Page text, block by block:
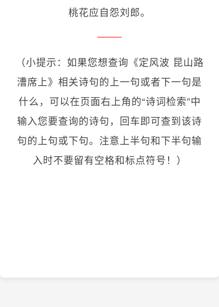
桃花应自怨刘郎。
（小提示：如果您想查询《定风波 昆山路
漕席上》相关诗句的上一句或者下一句是
什么，可以在页面右上角的“诗词检索”中
输入您要查询的诗句，回车即可查到该诗
句的上句或下句。注意上半句和下半句输
入时不要留有空格和标点符号！）